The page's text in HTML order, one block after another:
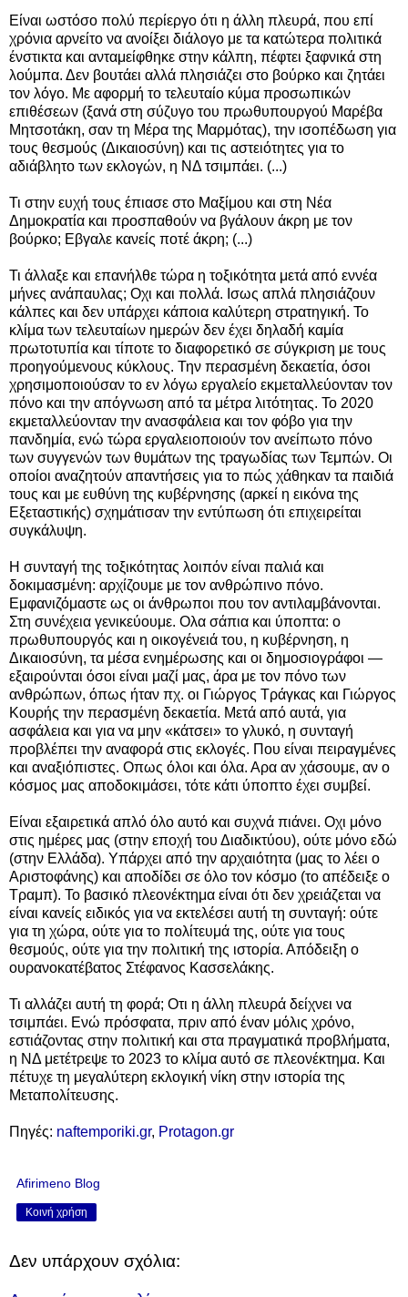
Είναι ωστόσο πολύ περίεργο ότι η άλλη πλευρά, που επί
χρόνια αρνείτο να ανοίξει διάλογο με τα κατώτερα πολιτικά
ένστικτα και ανταμείφθηκε στην κάλπη, πέφτει ξαφνικά στη
λούμπα. Δεν βουτάει αλλά πλησιάζει στο βούρκο και ζητάει
τον λόγο. Με αφορμή το τελευταίο κύμα προσωπικών
επιθέσεων (ξανά στη σύζυγο του πρωθυπουργού Μαρέβα
Μητσοτάκη, σαν τη Μέρα της Μαρμότας), την ισοπέδωση για
τους θεσμούς (Δικαιοσύνη) και τις αστειότητες για το
αδιάβλητο των εκλογών, η ΝΔ τσιμπάει. (...)
Τι στην ευχή τους έπιασε στο Μαξίμου και στη Νέα
Δημοκρατία και προσπαθούν να βγάλουν άκρη με τον
βούρκο; Εβγαλε κανείς ποτέ άκρη; (...)
Τι άλλαξε και επανήλθε τώρα η τοξικότητα μετά από εννέα
μήνες ανάπαυλας; Οχι και πολλά. Ισως απλά πλησιάζουν
κάλπες και δεν υπάρχει κάποια καλύτερη στρατηγική. Το
κλίμα των τελευταίων ημερών δεν έχει δηλαδή καμία
πρωτοτυπία και τίποτε το διαφορετικό σε σύγκριση με τους
προηγούμενους κύκλους. Την περασμένη δεκαετία, όσοι
χρησιμοποιούσαν το εν λόγω εργαλείο εκμεταλλεύονταν τον
πόνο και την απόγνωση από τα μέτρα λιτότητας. Το 2020
εκμεταλλεύονταν την ανασφάλεια και τον φόβο για την
πανδημία, ενώ τώρα εργαλειοποιούν τον ανείπωτο πόνο
των συγγενών των θυμάτων της τραγωδίας των Τεμπών. Οι
οποίοι αναζητούν απαντήσεις για το πώς χάθηκαν τα παιδιά
τους και με ευθύνη της κυβέρνησης (αρκεί η εικόνα της
Εξεταστικής) σχημάτισαν την εντύπωση ότι επιχειρείται
συγκάλυψη.
Η συνταγή της τοξικότητας λοιπόν είναι παλιά και
δοκιμασμένη: αρχίζουμε με τον ανθρώπινο πόνο.
Εμφανιζόμαστε ως οι άνθρωποι που τον αντιλαμβάνονται.
Στη συνέχεια γενικεύουμε. Ολα σάπια και ύποπτα: ο
πρωθυπουργός και η οικογένειά του, η κυβέρνηση, η
Δικαιοσύνη, τα μέσα ενημέρωσης και οι δημοσιογράφοι —
εξαιρούνται όσοι είναι μαζί μας, άρα με τον πόνο των
ανθρώπων, όπως ήταν πχ. οι Γιώργος Τράγκας και Γιώργος
Κουρής την περασμένη δεκαετία. Μετά από αυτά, για
ασφάλεια και για να μην «κάτσει» το γλυκό, η συνταγή
προβλέπει την αναφορά στις εκλογές. Που είναι πειραγμένες
και αναξιόπιστες. Οπως όλοι και όλα. Αρα αν χάσουμε, αν ο
κόσμος μας αποδοκιμάσει, τότε κάτι ύποπτο έχει συμβεί.
Είναι εξαιρετικά απλό όλο αυτό και συχνά πιάνει. Οχι μόνο
στις ημέρες μας (στην εποχή του Διαδικτύου), ούτε μόνο εδώ
(στην Ελλάδα). Υπάρχει από την αρχαιότητα (μας το λέει ο
Αριστοφάνης) και αποδίδει σε όλο τον κόσμο (το απέδειξε ο
Τραμπ). Το βασικό πλεονέκτημα είναι ότι δεν χρειάζεται να
είναι κανείς ειδικός για να εκτελέσει αυτή τη συνταγή: ούτε
για τη χώρα, ούτε για το πολίτευμά της, ούτε για τους
θεσμούς, ούτε για την πολιτική της ιστορία. Απόδειξη ο
ουρανοκατέβατος Στέφανος Κασσελάκης.
Τι αλλάζει αυτή τη φορά; Οτι η άλλη πλευρά δείχνει να
τσιμπάει. Ενώ πρόσφατα, πριν από έναν μόλις χρόνο,
εστιάζοντας στην πολιτική και στα πραγματικά προβλήματα,
η ΝΔ μετέτρεψε το 2023 το κλίμα αυτό σε πλεονέκτημα. Και
πέτυχε τη μεγαλύτερη εκλογική νίκη στην ιστορία της
Μεταπολίτευσης.
Πηγές: naftemporiki.gr, Protagon.gr
Afirimeno Blog
Κοινή χρήση
Δεν υπάρχουν σχόλια: